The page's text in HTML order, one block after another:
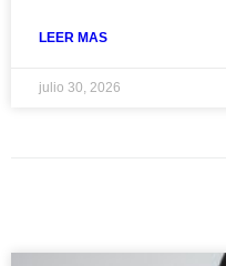
LEER MAS
julio 30, 2026